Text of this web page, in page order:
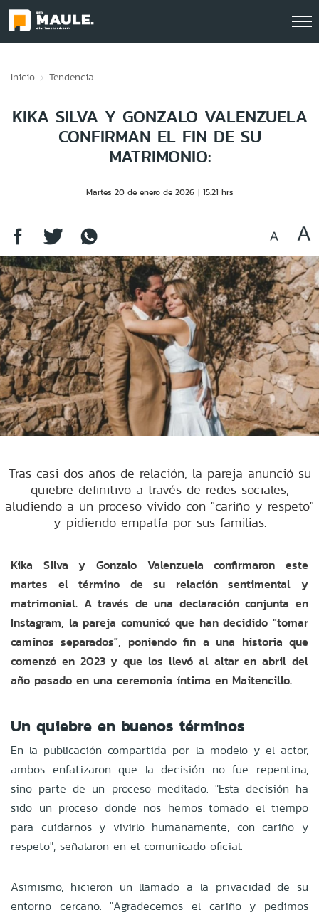
Inicio Tendencia
KIKA SILVA Y GONZALO VALENZUELA
CONFIRMAN EL FIN DE SU
MATRIMONIO:
Martes 20 de enero de 2026 15:21 hrs
Tras casi dos años de relación, la pareja anunció su
quiebre definitivo a través de redes sociales,
aludiendo a un proceso vivido con "cariño y respeto"
y pidiendo empatía por sus familias.
Kika Silva y Gonzalo Valenzuela confirmaron este
martes el término de su relación sentimental y
matrimonial. A través de una declaración conjunta en
Instagram, la pareja comunicó que han decidido "tomar
caminos separados", poniendo fin a una historia que
comenzó en 2023 y que los llevó al altar en abril del
año pasado en una ceremonia íntima en Maitencillo.
Un quiebre en buenos términos
En la publicación compartida por la modelo y el actor,
ambos enfatizaron que la decisión no fue repentina,
sino parte de un proceso meditado. "Esta decisión ha
sido un proceso donde nos hemos tomado el tiempo
para cuidarnos y vivirlo humanamente, con cariño y
respeto", señalaron en el comunicado oficial.
Asimismo, hicieron un llamado a la privacidad de su
entorno cercano: "Agradecemos el cariño y pedimos